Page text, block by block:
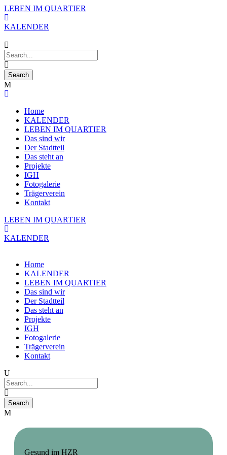
LEBEN IM QUARTIER
KALENDER
Home
KALENDER
LEBEN IM QUARTIER
Das sind wir
Der Stadtteil
Das steht an
Projekte
IGH
Fotogalerie
Trägerverein
Kontakt
LEBEN IM QUARTIER
KALENDER
Home
KALENDER
LEBEN IM QUARTIER
Das sind wir
Der Stadtteil
Das steht an
Projekte
IGH
Fotogalerie
Trägerverein
Kontakt
Gesund im HZR